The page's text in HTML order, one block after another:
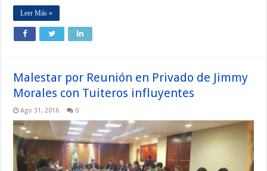
Leer Más »
Malestar por Reunión en Privado de Jimmy
Morales con Tuiteros influyentes
Ago 31, 2016 0